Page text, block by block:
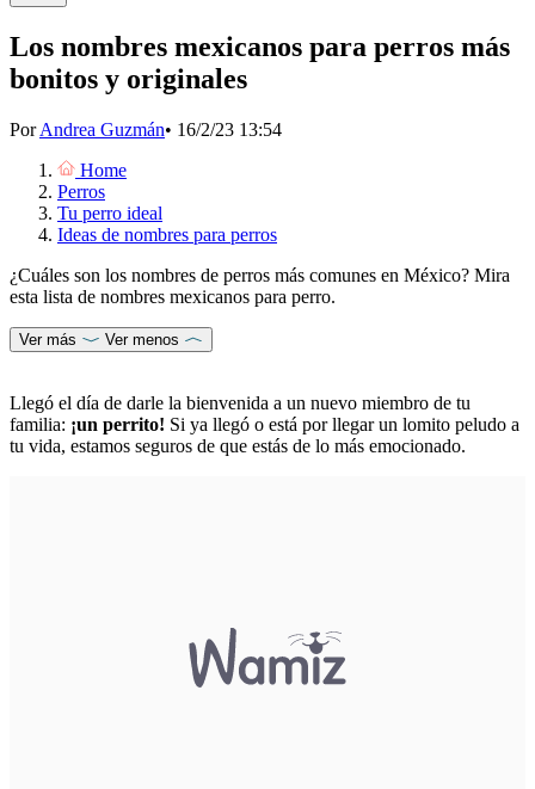
Los nombres mexicanos para perros más
bonitos y originales
PorAndrea Guzmán• 16/2/23 13:54
Home
Perros
Tu perro ideal
Ideas de nombres para perros
¿Cuáles son los nombres de perros más comunes en México? Mira
esta lista de nombres mexicanos para perro.
Ver más Ver menos
Llegó el día de darle la bienvenida a un nuevo miembro de tu
familia: ¡un perrito! Si ya llegó o está por llegar un lomito peludo a
tu vida, estamos seguros de que estás de lo más emocionado.